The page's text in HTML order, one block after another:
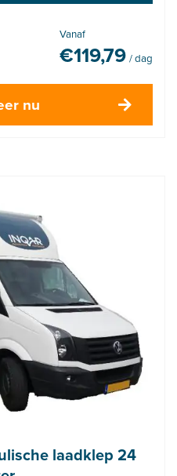
Vanaf
€119,79 / dag
nu
laadklep 24